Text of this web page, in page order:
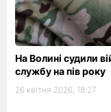
На Волині судили
службу на пів року
26 квітня 2026, 18:27